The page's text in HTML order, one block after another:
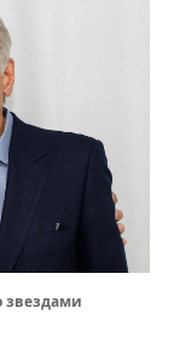
звездами